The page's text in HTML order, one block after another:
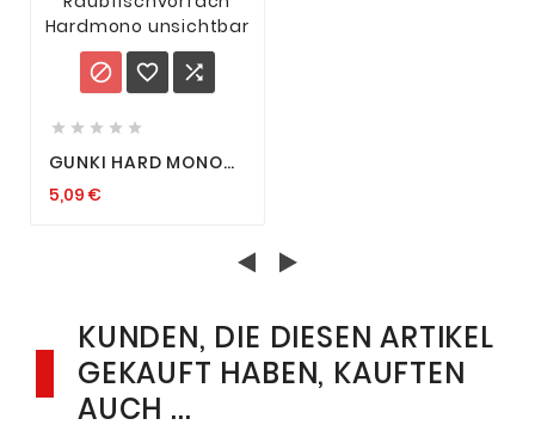
  
    
GUNKI HARD MONO
- 1,20MM
5,09 €
KUNDEN, DIE DIESEN ARTIKEL
GEKAUFT HABEN, KAUFTEN
AUCH ...